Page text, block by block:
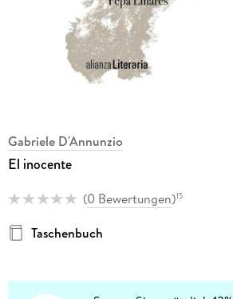
Gabriele D'Annunzio
El inocente
(0 Bewertungen)15
Taschenbuch